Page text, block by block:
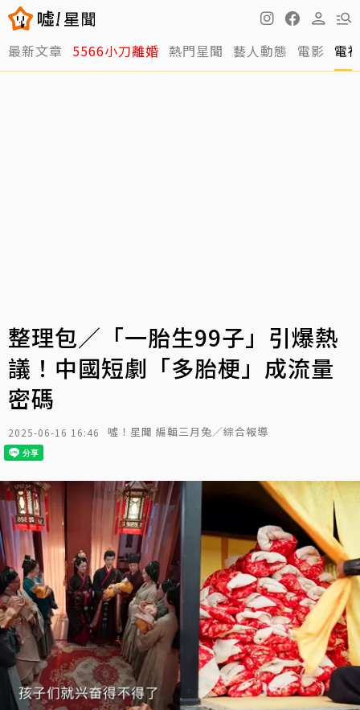
最新文章 5566小刀離婚 熱門星聞 藝人動態 電影 電
整理包／「一胎生99子」引爆熱
議！中國短劇「多胎梗」成流量
密碼
2025-06-16 16:46 噓！星聞 編輯三月兔／綜合報導